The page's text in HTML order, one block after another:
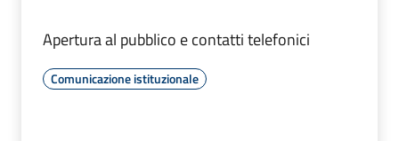
Apertura al pubblico e contatti telefonici
Comunicazione istituzionale